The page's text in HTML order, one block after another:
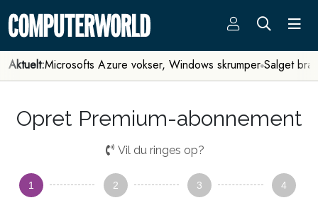
Aktuelt:Microsofts Azure vokser, Windows skrumper Salget
Opret Premium-abonnement
Vil du ringes op?
1 2 3 4